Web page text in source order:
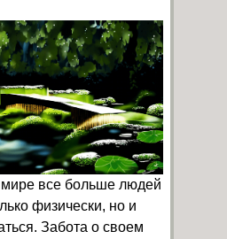
все больше людей
физически, но и
Забота о своем